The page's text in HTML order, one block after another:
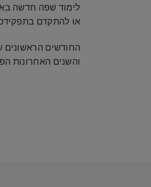
או להתקדם
והשנים האחרונות